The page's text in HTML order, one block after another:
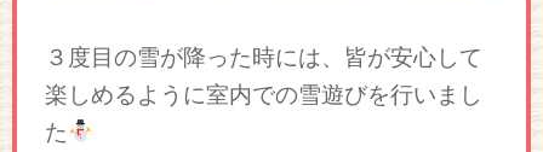
３度目の雪が降った時には、皆が安心して
楽しめるように室内での雪遊びを行いまし
た